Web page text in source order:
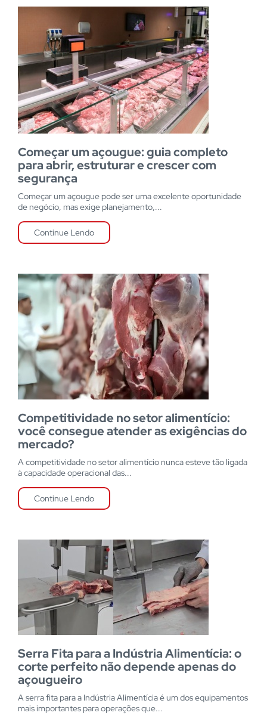
Começar um açougue: guia completo
para abrir, estruturar e crescer com
segurança
Começar um açougue pode ser uma excelente oportunidade
de negócio, mas exige planejamento,...
Continue Lendo
Competitividade no setor alimentício:
você consegue atender as exigências do
mercado?
A competitividade no setor alimentício nunca esteve tão ligada
à capacidade operacional das...
Continue Lendo
Serra Fita para a Indústria Alimentícia: o
corte perfeito não depende apenas do
açougueiro
A serra fita para a Indústria Alimentícia é um dos equipamentos
mais importantes para operações que...